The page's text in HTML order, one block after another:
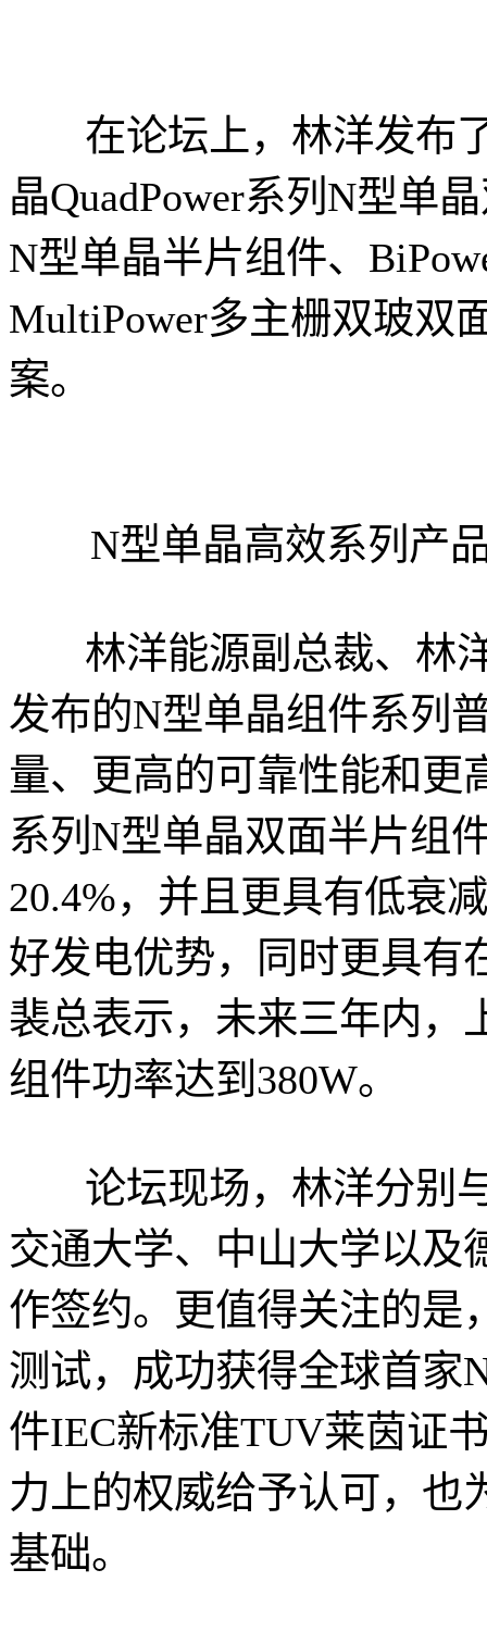
在论坛上，林洋发布了
晶QuadPower系列N型单
N型单晶半片组件、
MultiPower多主栅双玻双
案。
N型单晶高效系列产
林洋能源副总裁、林洋
发布的N型单晶组件系列
量、更高的可靠性能和更
系列N型单晶双面半片组
20.4%，并且更具有低衰
好发电优势，同时更具有
裴总表示，未来三年内，
组件功率达到380W。
论坛现场，林洋分别与
交通大学、中山大学以及
作签约。更值得关注的是
测试，成功获得全球首家
件IEC新标准TUV莱茵证
力上的权威给予认可，也
基础。